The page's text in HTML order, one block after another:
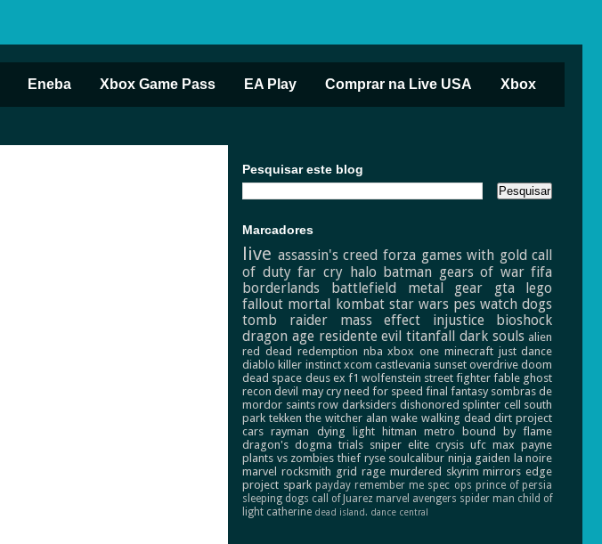
Eneba Xbox Game Pass EA Play Comprar na Live USA Xbox
Pesquisar este blog
Marcadores
live assassin's creed forza games with gold call
of duty far cry halo batman gears of war fifa
borderlands
battlefield metal gear gta
lego
fallout mortal kombat star wars pes watch dogs
tomb raider
mass effect injustice
bioshock
dragon age residente evil titanfall dark souls alien
red dead redemption nba xbox one minecraft just dance
diablo killer instinct xcom castlevania sunset overdrive doom
dead space deus ex f1 wolfenstein street fighter fable ghost
recon devil may cry need for speed final fantasy sombras de
mordor saints row darksiders dishonored splinter cell south
park tekken the witcher alan wake walking dead dirt project
cars rayman dying light hitman metro
bound by flame
dragon's dogma trials sniper elite crysis ufc max payne
plants vs zombies thief ryse soulcalibur ninja gaiden la noire
marvel rocksmith grid rage murdered skyrim mirrors edge
project spark payday remember me spec ops prince of persia
sleeping dogs call of Juarez marvel avengers spider man child of
light catherine dead island. dance central